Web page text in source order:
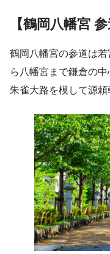
【鶴岡八幡宮 参
鶴岡八幡宮の参道は
ら八幡宮まで鎌倉の
朱雀大路を模して源頼